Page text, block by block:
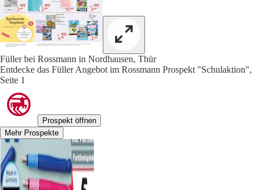
Füller bei Rossmann in Nordhausen, Thür
Entdecke das Füller Angebot im Rossmann Prospekt "Schulaktion",
Seite 1
Prospekt öffnen
Mehr Prospekte